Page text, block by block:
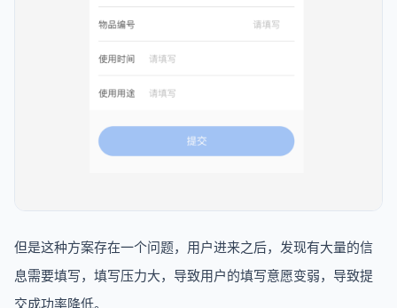
但是这种方案存在一个问题，用户进来之后，发现有大量的信
息需要填写，填写压力大，导致用户的填写意愿变弱，导致提
交成功率降低。